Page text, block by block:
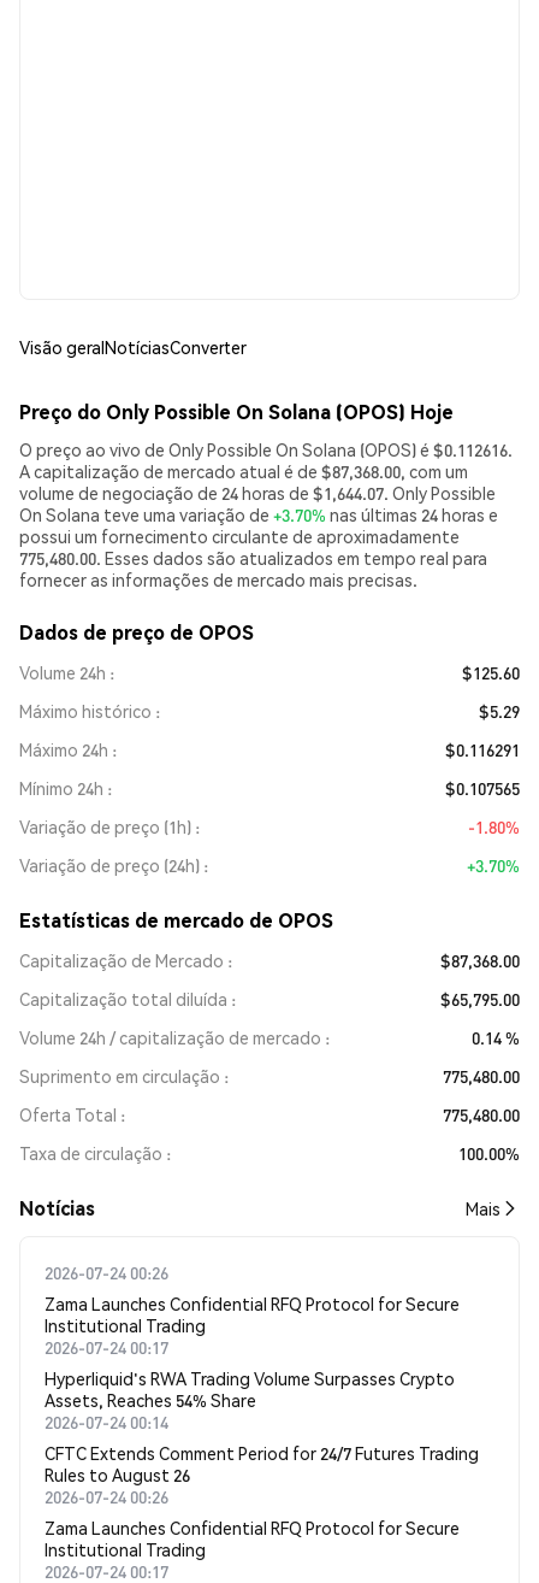
Visão geralNotíciasConverter
Preço do Only Possible On Solana (OPOS) Hoje
O preço ao vivo de Only Possible On Solana (OPOS) é $0.112616.
A capitalização de mercado atual é de $87,368.00, com um
volume de negociação de 24 horas de $1,644.07. Only Possible
On Solana teve uma variação de +3.70% nas últimas 24 horas e
possui um fornecimento circulante de aproximadamente
775,480.00. Esses dados são atualizados em tempo real para
fornecer as informações de mercado mais precisas.
Dados de preço de OPOS
Volume 24h
$125.60
Máximo histórico
$5.29
Máximo 24h
$0.116291
Mínimo 24h
$0.107565
Variação de preço (1h)
-1.80%
Variação de preço (24h)
+3.70%
Estatísticas de mercado de OPOS
Capitalização de Mercado
$87,368.00
Capitalização total diluída
$65,795.00
Volume 24h / capitalização de mercado
0.14 %
Suprimento em circulação
775,480.00
Oferta Total
775,480.00
Taxa de circulação
100.00%
​​Notícias​​ Mais
2026-07-24 00:26
Zama Launches Confidential RFQ Protocol for Secure
Institutional Trading
2026-07-24 00:17
Hyperliquid's RWA Trading Volume Surpasses Crypto
Assets, Reaches 54% Share
2026-07-24 00:14
CFTC Extends Comment Period for 24/7 Futures Trading
Rules to August 26
2026-07-24 00:26
Zama Launches Confidential RFQ Protocol for Secure
Institutional Trading
2026-07-24 00:17